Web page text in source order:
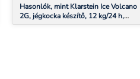
Hasonlók, mint Klarstein Ice Volcano
2G, jégkocka készítő, 12 kg/24 h,
jékockagyártó, LED, fekete